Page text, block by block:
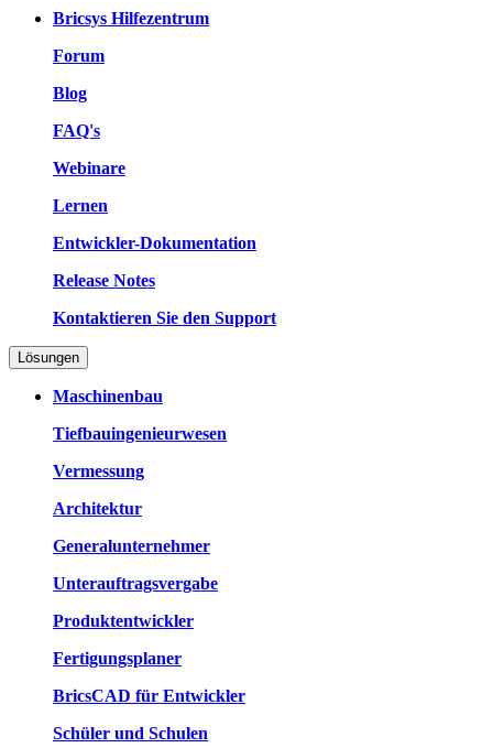
Bricsys Hilfezentrum
Forum
Blog
FAQ's
Webinare
Lernen
Entwickler-Dokumentation
Release Notes
Kontaktieren Sie den Support
Lösungen
Maschinenbau
Tiefbauingenieurwesen
Vermessung
Architektur
Generalunternehmer
Unterauftragsvergabe
Produktentwickler
Fertigungsplaner
BricsCAD für Entwickler
Schüler und Schulen